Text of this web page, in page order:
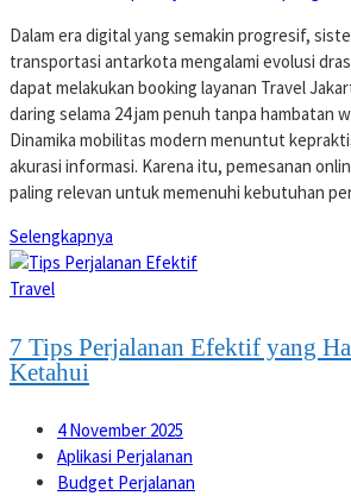
Dalam era digital yang semakin progresif,
transportasi antarkota mengalami evolusi
dapat melakukan booking layanan Travel
daring selama 24 jam penuh tanpa hambatan
Dinamika mobilitas modern menuntut
akurasi informasi. Karena itu, pemesanan
paling relevan untuk memenuhi kebutuhan
Selengkapnya
Travel
7 Tips Perjalanan Efektif yang
Ketahui
4 November 2025
Aplikasi Perjalanan
Budget Perjalanan